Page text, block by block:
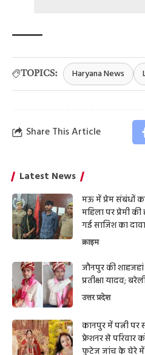
TOPICS: Haryana News
Share This Article
Latest News
मऊ में प्रेम संबंधों
महिला पर प्रेमी
गई साजिश का दावा
क्राइम
जौनपुर की
प्रतीक्षा यादव;
उत्तर प्रदेश
कानपुर में पत्नी
फ्रेशनर से परिवार
फुटेज जांच के घेरे में